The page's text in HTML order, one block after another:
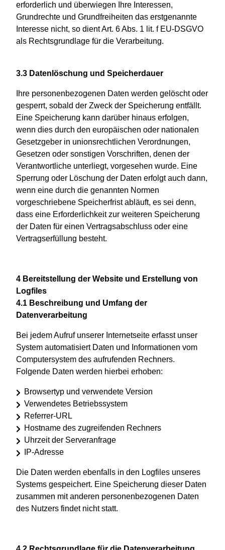
erforderlich und überwiegen Ihre Interessen,
Grundrechte und Grundfreiheiten das erstgenannte
Interesse nicht, so dient Art. 6 Abs. 1 lit. f EU-DSGVO
als Rechtsgrundlage für die Verarbeitung.
3.3 Datenlöschung und Speicherdauer
Ihre personenbezogenen Daten werden gelöscht oder
gesperrt, sobald der Zweck der Speicherung entfällt.
Eine Speicherung kann darüber hinaus erfolgen,
wenn dies durch den europäischen oder nationalen
Gesetzgeber in unionsrechtlichen Verordnungen,
Gesetzen oder sonstigen Vorschriften, denen der
Verantwortliche unterliegt, vorgesehen wurde. Eine
Sperrung oder Löschung der Daten erfolgt auch dann,
wenn eine durch die genannten Normen
vorgeschriebene Speicherfrist abläuft, es sei denn,
dass eine Erforderlichkeit zur weiteren Speicherung
der Daten für einen Vertragsabschluss oder eine
Vertragserfüllung besteht.
4 Bereitstellung der Website und Erstellung von
Logfiles
4.1 Beschreibung und Umfang der
Datenverarbeitung
Bei jedem Aufruf unserer Internetseite erfasst unser
System automatisiert Daten und Informationen vom
Computersystem des aufrufenden Rechners.
Folgende Daten werden hierbei erhoben:
Browsertyp und verwendete Version
Verwendetes Betriebssystem
Referrer-URL
Hostname des zugreifenden Rechners
Uhrzeit der Serveranfrage
IP-Adresse
Die Daten werden ebenfalls in den Logfiles unseres
Systems gespeichert. Eine Speicherung dieser Daten
zusammen mit anderen personenbezogenen Daten
des Nutzers findet nicht statt.